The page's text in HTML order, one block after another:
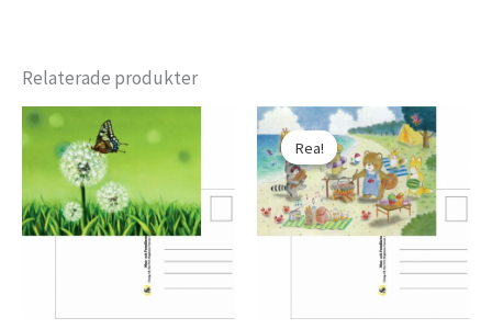
Relaterade produkter
Rea!
Rea!